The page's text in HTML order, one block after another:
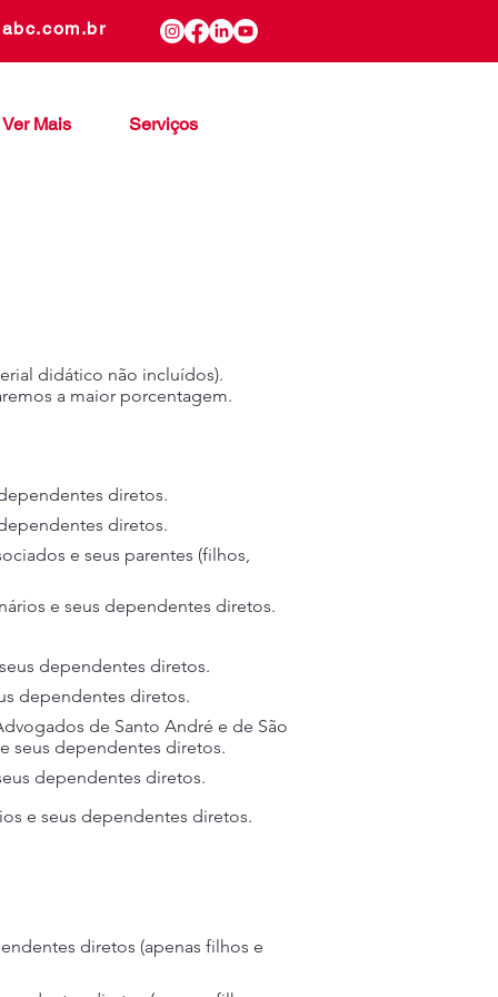
Ver Mais Serviços
didático não incluídos).
a maior porcentagem.
diretos.
diretos.
e seus parentes (filhos,
e seus dependentes diretos.
dependentes diretos.
dependentes diretos.
de Santo André e de São
seus dependentes diretos.
dependentes diretos.
e seus dependentes diretos.
diretos (apenas filhos e